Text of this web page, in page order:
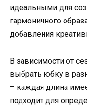
идеальными для
гармоничного
добавления
В зависимости от
выбрать юбку в
– каждая длина
подходит для